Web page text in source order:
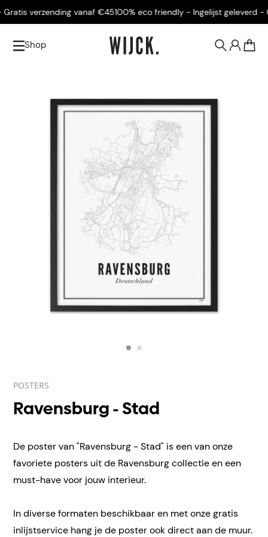
verzending vanaf €45100% eco friendly - Ingelijst geleverd -
Shop
POSTERS
Ravensburg - Stad
De poster van "Ravensburg - Stad" is een van onze
favoriete posters uit de Ravensburg collectie en een
must-have voor jouw interieur.
In diverse formaten beschikbaar en met onze gratis
inlijstservice hang je de poster ook direct aan de muur.